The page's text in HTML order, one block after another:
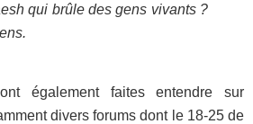
qui brûle des gens vivants ?
.
également faites entendre sur
divers forums dont le 18-25 de